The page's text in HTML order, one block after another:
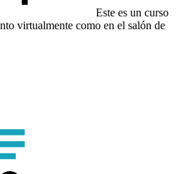
Este es un curso
virtualmente como en el salón de